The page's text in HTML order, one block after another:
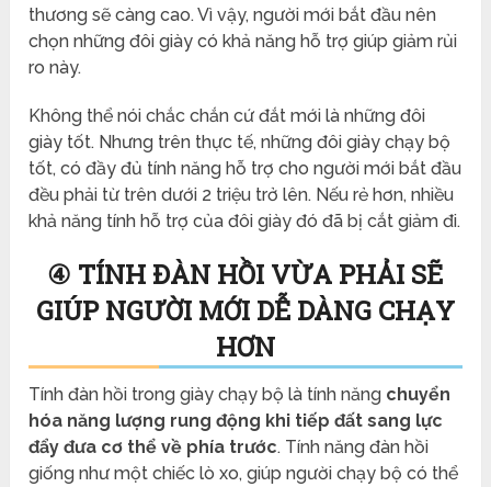
thương sẽ càng cao. Vì vậy, người mới bắt đầu nên
chọn những đôi giày có khả năng hỗ trợ giúp giảm rủi
ro này.
Không thể nói chắc chắn cứ đắt mới là những đôi
giày tốt. Nhưng trên thực tế, những đôi giày chạy bộ
tốt, có đầy đủ tính năng hỗ trợ cho người mới bắt đầu
đều phải từ trên dưới 2 triệu trở lên. Nếu rẻ hơn, nhiều
khả năng tính hỗ trợ của đôi giày đó đã bị cắt giảm đi.
④ TÍNH ĐÀN HỒI VỪA PHẢI SẼ
GIÚP NGƯỜI MỚI DỄ DÀNG CHẠY
HƠN
Tính đàn hồi trong giày chạy bộ là tính năng chuyển
hóa năng lượng rung động khi tiếp đất sang lực
đẩy đưa cơ thể về phía trước. Tính năng đàn hồi
giống như một chiếc lò xo, giúp người chạy bộ có thể